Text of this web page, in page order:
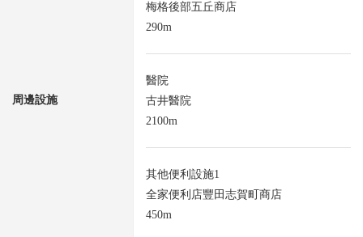
周邊設施
梅格後部五丘商店
290m
醫院
古井醫院
2100m
其他便利設施1
全家便利店豐田志賀町商店
450m